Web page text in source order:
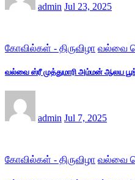
admin Jul 23, 2025
கோவில்கள் - திருவிழா வல்வை
வல்வை ஸ்ரீ முத்துமாரி அம்மன் ஆலய
admin Jul 7, 2025
கோவில்கள் - திருவிழா வல்வை